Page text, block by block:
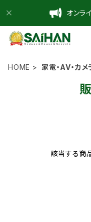
オンラ
HOME 家電・AV・カメ
該当する商